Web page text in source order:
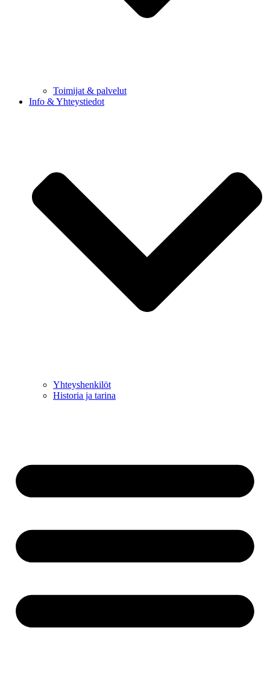
Toimijat & palvelut
Info & Yhteystiedot
Yhteyshenkilöt
Historia ja tarina